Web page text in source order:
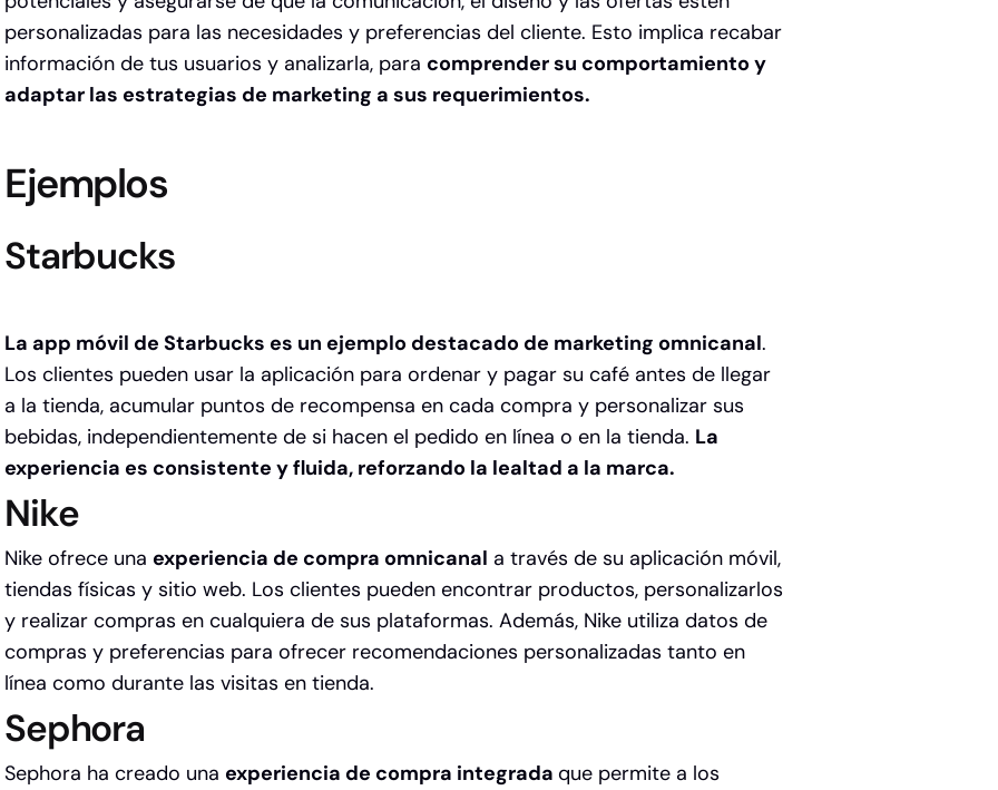
personalizadas para las necesidades y preferencias del cliente. Esto implica recabar
información de tus usuarios y analizarla, para comprender su comportamiento y
adaptar las estrategias de marketing a sus requerimientos.
Ejemplos
Starbucks
La app móvil de Starbucks es un ejemplo destacado de marketing omnicanal.
Los clientes pueden usar la aplicación para ordenar y pagar su café antes de llegar
a la tienda, acumular puntos de recompensa en cada compra y personalizar sus
bebidas, independientemente de si hacen el pedido en línea o en la tienda. La
experiencia es consistente y fluida, reforzando la lealtad a la marca.
Nike
Nike ofrece una experiencia de compra omnicanal a través de su aplicación móvil,
tiendas físicas y sitio web. Los clientes pueden encontrar productos, personalizarlos
y realizar compras en cualquiera de sus plataformas. Además, Nike utiliza datos de
compras y preferencias para ofrecer recomendaciones personalizadas tanto en
línea como durante las visitas en tienda.
Sephora
Sephora ha creado una experiencia de compra integrada que permite a los